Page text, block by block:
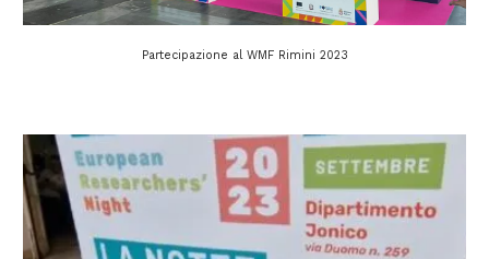
Partecipazione al WMF Rimini 2023